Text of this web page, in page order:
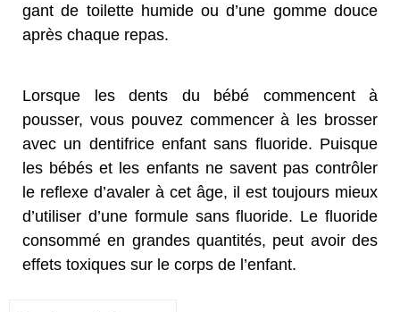
gant de toilette humide ou d’une gomme douce
après chaque repas.
Lorsque les dents du bébé commencent à
pousser, vous pouvez commencer à les brosser
avec un dentifrice enfant sans fluoride. Puisque
les bébés et les enfants ne savent pas contrôler
le reflexe d’avaler à cet âge, il est toujours mieux
d’utiliser d’une formule sans fluoride. Le fluoride
consommé en grandes quantités, peut avoir des
effets toxiques sur le corps de l’enfant.